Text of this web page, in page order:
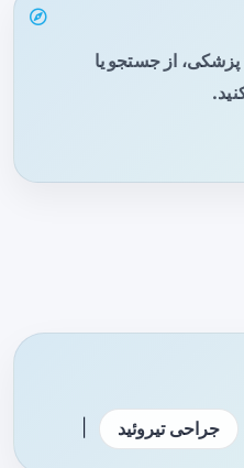
از جستجو یا
جراحی تیروئید